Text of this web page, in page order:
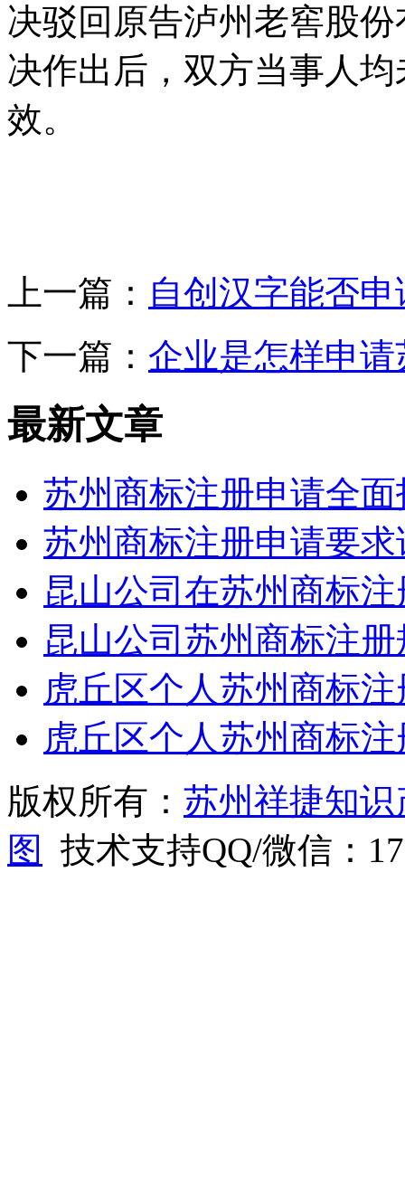
决驳回原告泸州老窖股
决作出后，双方当事人
效。
上一篇： 自创汉字能否
下一篇： 企业是怎样申
最新文章
苏州商标注册申请全面
苏州商标注册申请要求
昆山公司在苏州商标
昆山公司苏州商标注
虎丘区个人苏州商标
虎丘区个人苏州商标
版权所有： 苏州祥捷知
图
技术支持QQ/微信：